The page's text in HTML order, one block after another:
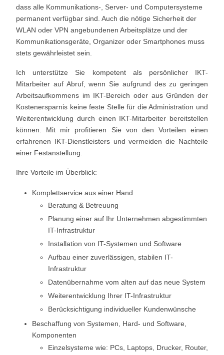
dass alle Kommunikations-, Server- und Computersysteme
permanent verfügbar sind. Auch die nötige Sicherheit der
WLAN oder VPN angebundenen Arbeitsplätze und der
Kommunikationsgeräte, Organizer oder Smartphones muss
stets gewährleistet sein.
Ich unterstütze Sie kompetent als persönlicher IKT-
Mitarbeiter auf Abruf, wenn Sie aufgrund des zu geringen
Arbeitsaufkommens im IKT-Bereich oder aus Gründen der
Kostenersparnis keine feste Stelle für die Administration und
Weiterentwicklung durch einen IKT-Mitarbeiter bereitstellen
können. Mit mir profitieren Sie von den Vorteilen einen
erfahrenen IKT-Dienstleisters und vermeiden die Nachteile
einer Festanstellung.
Ihre Vorteile im Überblick:
Komplettservice aus einer Hand
Beratung & Betreuung
Planung einer auf Ihr Unternehmen abgestimmten
IT-Infrastruktur
Installation von IT-Systemen und Software
Aufbau einer zuverlässigen, stabilen IT-
Infrastruktur
Datenübernahme vom alten auf das neue System
Weiterentwicklung Ihrer IT-Infrastruktur
Berücksichtigung individueller Kundenwünsche
Beschaffung von Systemen, Hard- und Software,
Komponenten
Einzelsysteme wie: PCs, Laptops, Drucker, Router,